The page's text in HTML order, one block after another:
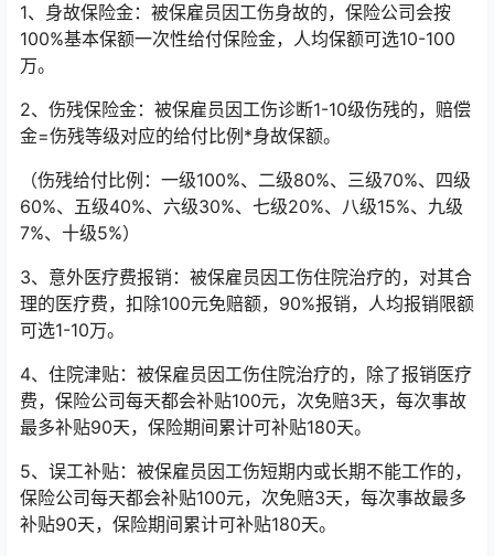
1、身故保险金：被保雇员因工伤身故的，保险公司会按
100%基本保额一次性给付保险金，人均保额可选10-100
万。
2、伤残保险金：被保雇员因工伤诊断1-10级伤残的，赔偿
金=伤残等级对应的给付比例*身故保额。
（伤残给付比例：一级100%、二级80%、三级70%、四级
60%、五级40%、六级30%、七级20%、八级15%、九级
7%、十级5%）
3、意外医疗费报销：被保雇员因工伤住院治疗的，对其合
理的医疗费，扣除100元免赔额，90%报销，人均报销限额
可选1-10万。
4、住院津贴：被保雇员因工伤住院治疗的，除了报销医疗
费，保险公司每天都会补贴100元，次免赔3天，每次事故
最多补贴90天，保险期间累计可补贴180天。
5、误工补贴：被保雇员因工伤短期内或长期不能工作的，
保险公司每天都会补贴100元，次免赔3天，每次事故最多
补贴90天，保险期间累计可补贴180天。